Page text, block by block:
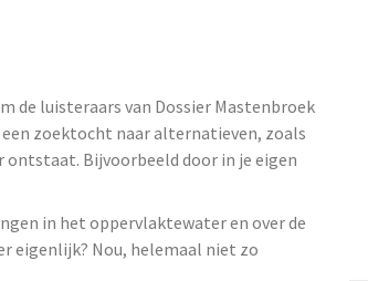
de luisteraars van Dossier Mastenbroek
zoektocht naar alternatieven, zoals
ontstaat. Bijvoorbeeld door in je eigen
in het oppervlaktewater en over de
eigenlijk? Nou, helemaal niet zo